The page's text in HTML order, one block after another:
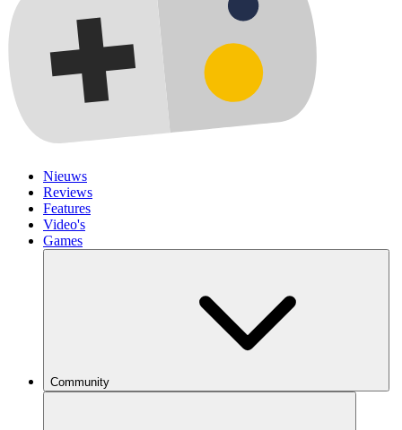
Nieuws
Reviews
Features
Video's
Games
Community